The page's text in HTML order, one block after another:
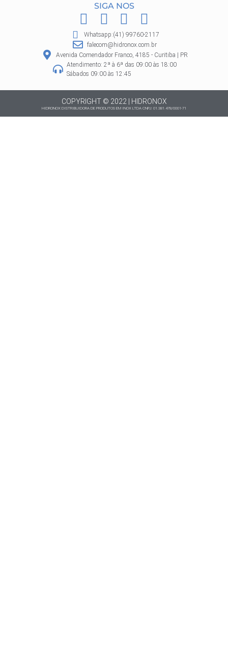
SIGA NOS
F
a
c
e
b
o
o
k
I
n
s
t
a
g
r
a
P
i
n
t
e
r
e
s
W
h
a
t
a
p
p
Whatsapp:(41) 99760-2117
falecom@hidronox.com.br
Avenida Comendador Franco, 4185 - Curitiba | PR
Atendimento: 2ª à 6ª das 09:00 às 18:00
Sábados 09:00 às 12:45
COPYRIGHT © 2022 | HIDRONOX
HIDRONOX DISTRIBUIDORA DE PRODUTOS EM INOX LTDA CNPJ: 01.381.478/0001-71